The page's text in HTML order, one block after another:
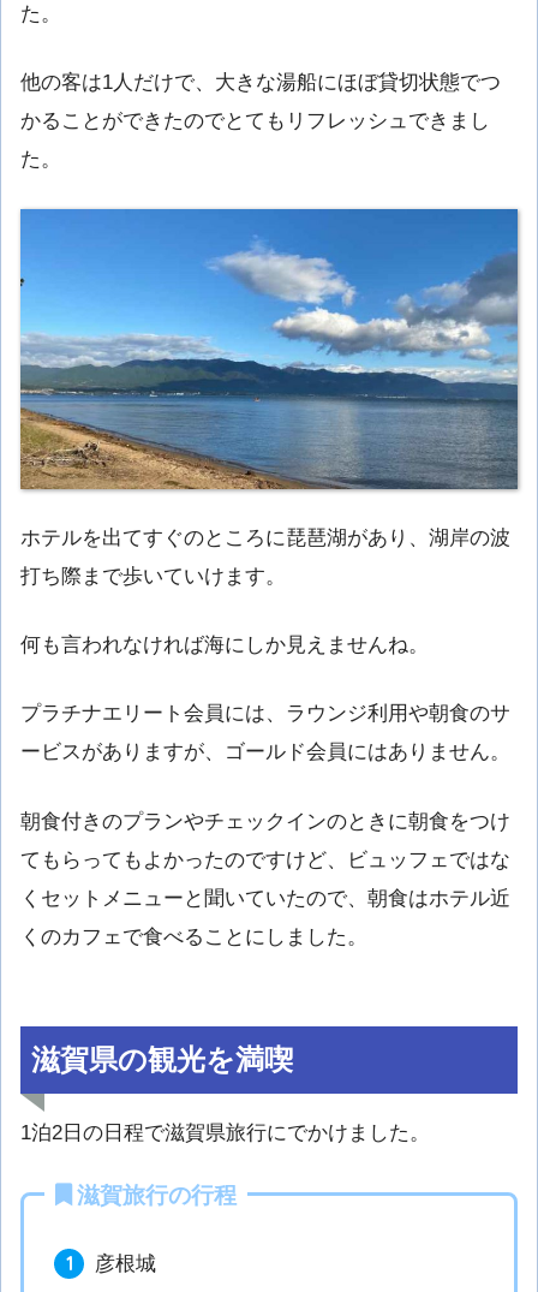
た。
他の客は1人だけで、大きな湯船にほぼ貸切状態でつ
かることができたのでとてもリフレッシュできまし
た。
ホテルを出てすぐのところに琵琶湖があり、湖岸の波
打ち際まで歩いていけます。
何も言われなければ海にしか見えませんね。
プラチナエリート会員には、ラウンジ利用や朝食のサ
ービスがありますが、ゴールド会員にはありません。
朝食付きのプランやチェックインのときに朝食をつけ
てもらってもよかったのですけど、ビュッフェではな
くセットメニューと聞いていたので、朝食はホテル近
くのカフェで食べることにしました。
滋賀県の観光を満喫
1泊2日の日程で滋賀県旅行にでかけました。
滋賀旅行の行程
彦根城